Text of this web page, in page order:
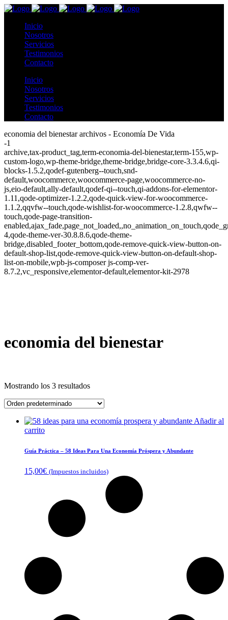
Inicio
Nosotros
Servicios
Testimonios
Contacto
Inicio
Nosotros
Servicios
Testimonios
Contacto
economia del bienestar archivos - Economía De Vida
-1
archive,tax-product_tag,term-economia-del-bienestar,term-155,wp-
custom-logo,wp-theme-bridge,theme-bridge,bridge-core-3.3.4.6,qi-
blocks-1.5.2,qodef-gutenberg--touch,snd-
default,woocommerce,woocommerce-page,woocommerce-no-
js,eio-default,ally-default,qodef-qi--touch,qi-addons-for-elementor-
1.11,qode-optimizer-1.2.2,qode-quick-view-for-woocommerce-
1.1.2,qqvfw--touch,qode-wishlist-for-woocommerce-1.2.8,qwfw--
touch,qode-page-transition-
4,qode-theme-ver-30.8.8.6,qode-theme-
bridge,disabled_footer_bottom,qode-remove-quick-view-button-on-
default-shop-list,qode-remove-quick-view-button-on-default-shop-
list-on-mobile,wpb-js-composer js-comp-ver-
8.7.2,vc_responsive,elementor-default,elementor-kit-2978
economia del bienestar
Mostrando los 3 resultados
Añadir al
carrito
Guía Práctica – 58 Ideas Para Una Economía Próspera y Abundante
15,00€ (Impuestos incluidos)